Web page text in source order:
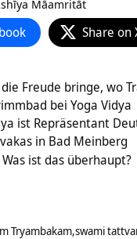
Māamritāt
Share on
die Freude bringe, wo
bei Yoga Vidya
ist Repräsentant
in Bad Meinberg
ist das überhaupt?
Tryambakam swami